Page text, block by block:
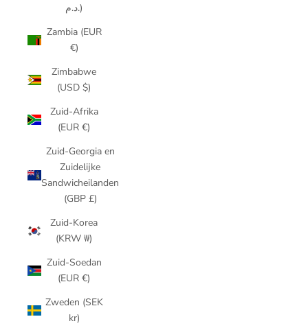
د.م.)
Zambia (EUR
€)
Zimbabwe
(USD $)
Zuid-Afrika
(EUR €)
Zuid-Georgia en
Zuidelijke
Sandwicheilanden
(GBP £)
Zuid-Korea
(KRW ₩)
Zuid-Soedan
(EUR €)
Zweden (SEK
kr)